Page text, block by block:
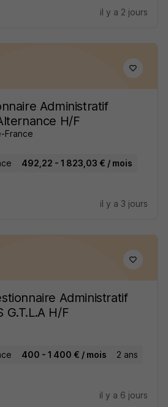
il y a 2 jours
Administratif
H/F
France
492,22 - 1 823,03 € / mois
il y a 3 jours
Administratif
H/F
400 - 1 400 € / mois 2 ans
il y a 6 jours